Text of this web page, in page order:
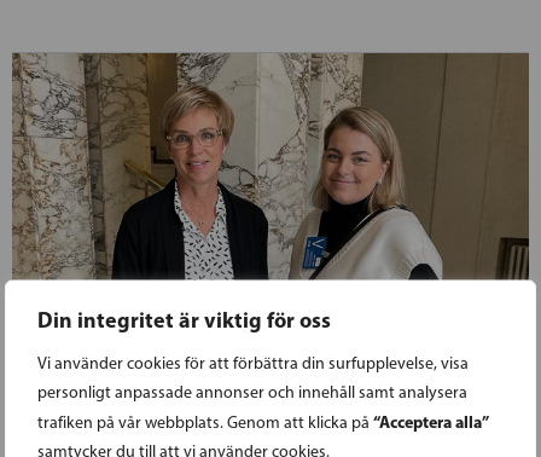
Din integritet är viktig för oss
Vi använder cookies för att förbättra din surfupplevelse, visa
personligt anpassade annonser och innehåll samt analysera
trafiken på vår webbplats. Genom att klicka på “Acceptera alla”
samtycker du till att vi använder cookies.